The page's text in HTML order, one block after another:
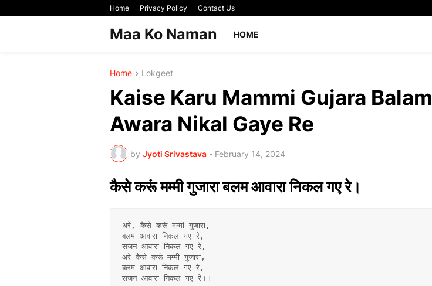
Home Privacy Policy Contact Us
Maa Ko Naman HOME
Home Lokgeet
Kaise Karu Mammi Gujara Balam
Awara Nikal Gaye Re
by Jyoti Srivastava - February 14, 2024
कैसे करूं मम्मी गुजारा बलम आवारा निकल गए रे।
अरे, कैसे करूं मम्मी गुजारा,
बलम आवारा निकल गए रे,
सजन आवारा निकल गए रे,
अरे कैसे करूं मम्मी गुजारा,
बलम आवारा निकल गए रे,
सजन आवारा निकल गए रे।।